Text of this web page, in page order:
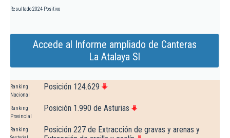
Resultado 2024 Positivo
Accede al Informe ampliado de Canteras
La Atalaya Sl
Ranking
Nacional
Posición 124.629
Ranking
Provincial
Posición 1.990 de Asturias
Ranking
Posición 227 de Extracción de gravas y arenas y